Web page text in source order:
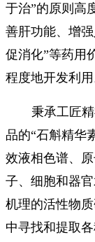
于治”的原则高
善肝功能、增
促消化”等药用
程度地开发利用
秉承工匠
品的“石斛精华
效液相色谱、
子、细胞和器
机理的活性物
中寻找和提取